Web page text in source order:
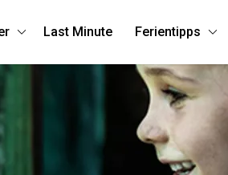
Last Minute Ferientipps